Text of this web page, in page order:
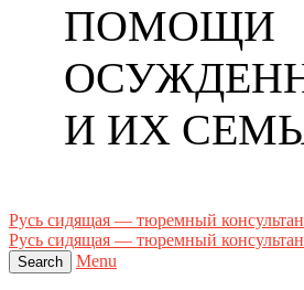
ПОМОЩИ
И ИХ
Русь сидящая — тюремный
Русь сидящая — тюремный
Search Menu